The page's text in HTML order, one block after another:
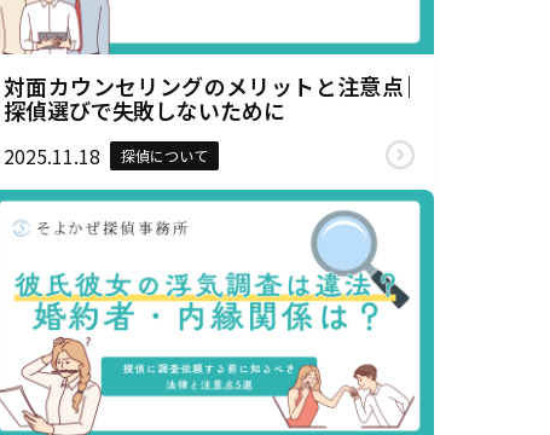
2025.11.18 探偵について
対面カウンセリングのメリットと注意点｜
探偵選びで失敗しないために